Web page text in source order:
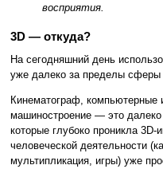
восприятия.
3D — откуда?
На сегодняшний день
уже далеко за пределы сферы
Кинематограф, компьютерные
машиностроение — это
которые глубоко проникла
человеческой деятельности
мультипликация, игры) уже